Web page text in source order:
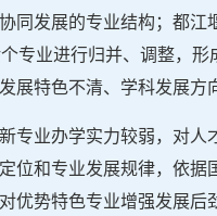
同发展的专业结构；都
专业进行归并、调整，
展特色不清、学科发展方
专业办学实力较弱，对
位和专业发展规律，依
优势特色专业增强发展